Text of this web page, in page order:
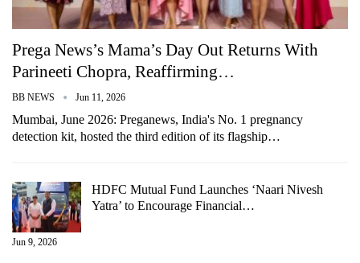
Prega News’s Mama’s Day Out Returns With
Parineeti Chopra, Reaffirming…
BB NEWS Jun 11, 2026
Mumbai, June 2026: Preganews, India's No. 1 pregnancy
detection kit, hosted the third edition of its flagship…
HDFC Mutual Fund Launches ‘Naari Nivesh
Yatra’ to Encourage Financial…
Jun 9, 2026